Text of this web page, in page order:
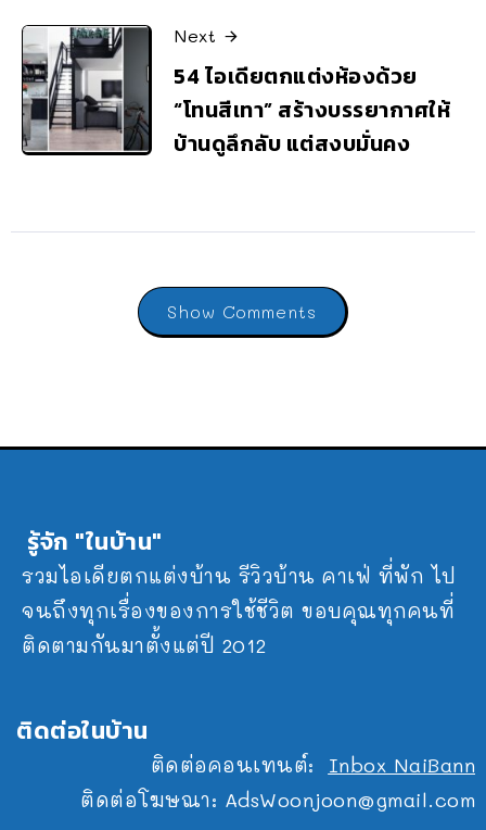
Next
54 ไอเดียตกแต่งห้องด้วย
“โทนสีเทา” สร้างบรรยากาศให้
บ้านดูลึกลับ แต่สงบมั่นคง
Show Comments
รู้จัก "ในบ้าน"
รวมไอเดียตกแต่งบ้าน รีวิวบ้าน คาเฟ่ ที่พัก ไป
จนถึงทุกเรื่องของการใช้ชีวิต ขอบคุณทุกคนที่
ติดตามกันมาตั้งแต่ปี 2012
ติดต่อในบ้าน
ติดต่อคอนเทนต์: Inbox NaiBann
ติดต่อโฆษณา: AdsWoonjoon@gmail.com